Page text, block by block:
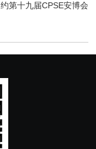
约第十九届CPSE安博会